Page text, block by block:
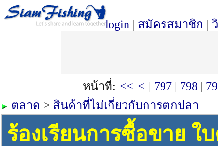
login | สมัครสมาชิก |
หน้าที่: << < | 797 | 798 |
ตลาด > สินค้าที่ไม่เกี่ยวกับการตกปลา
ร้องเรียนการซื้อขาย ใ